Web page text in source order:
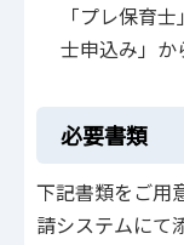
「プレ保育
士申込み」か
必要書類
下記書類をご用
請システムにて